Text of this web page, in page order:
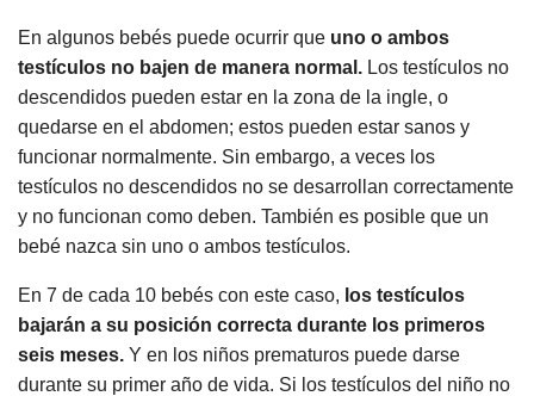
En algunos bebés puede ocurrir que uno o ambos
testículos no bajen de manera normal. Los testículos no
descendidos pueden estar en la zona de la ingle, o
quedarse en el abdomen; estos pueden estar sanos y
funcionar normalmente. Sin embargo, a veces los
testículos no descendidos no se desarrollan correctamente
y no funcionan como deben. También es posible que un
bebé nazca sin uno o ambos testículos.
En 7 de cada 10 bebés con este caso, los testículos
bajarán a su posición correcta durante los primeros
seis meses. Y en los niños prematuros puede darse
durante su primer año de vida. Si los testículos del niño no